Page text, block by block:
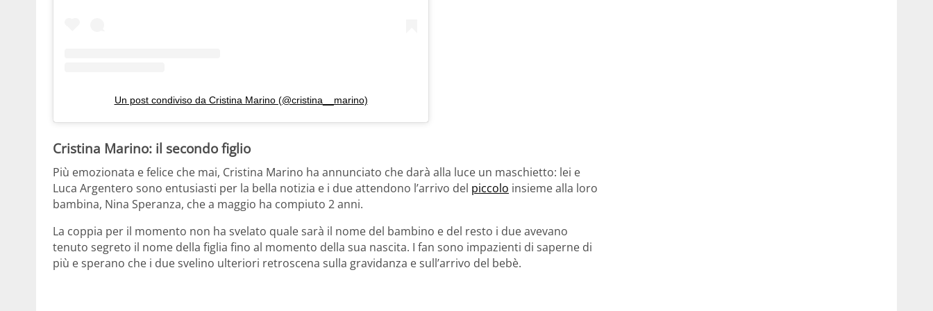
Un post condiviso da Cristina Marino (@cristina__marino)
Cristina Marino: il secondo figlio
Più emozionata e felice che mai, Cristina Marino ha annunciato che darà alla luce un maschietto: lei e
Luca Argentero sono entusiasti per la bella notizia e i due attendono l’arrivo del piccolo insieme alla loro
bambina, Nina Speranza, che a maggio ha compiuto 2 anni.
La coppia per il momento non ha svelato quale sarà il nome del bambino e del resto i due avevano
tenuto segreto il nome della figlia fino al momento della sua nascita. I fan sono impazienti di saperne di
più e sperano che i due svelino ulteriori retroscena sulla gravidanza e sull’arrivo del bebè.